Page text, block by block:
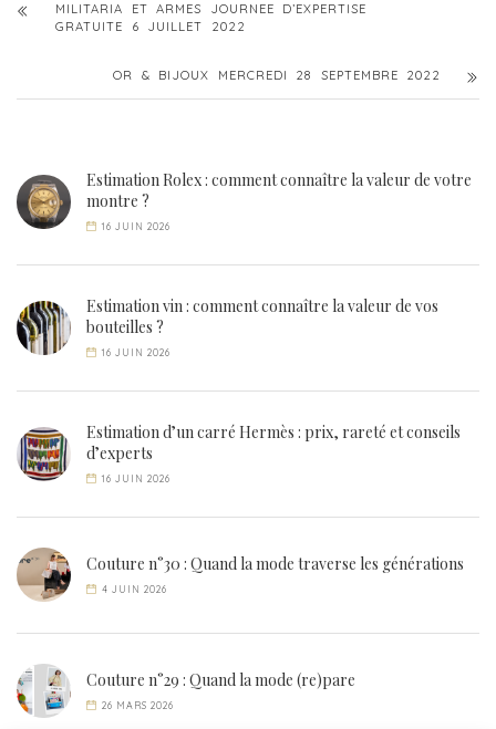
MILITARIA ET ARMES JOURNEE D’EXPERTISE
GRATUITE 6 JUILLET 2022
OR & BIJOUX MERCREDI 28 SEPTEMBRE 2022
Estimation Rolex : comment connaître la valeur de votre
montre ?
16 JUIN 2026
Estimation vin : comment connaître la valeur de vos
bouteilles ?
16 JUIN 2026
Estimation d’un carré Hermès : prix, rareté et conseils
d’experts
16 JUIN 2026
Couture n°30 : Quand la mode traverse les générations
4 JUIN 2026
Couture n°29 : Quand la mode (re)pare
26 MARS 2026